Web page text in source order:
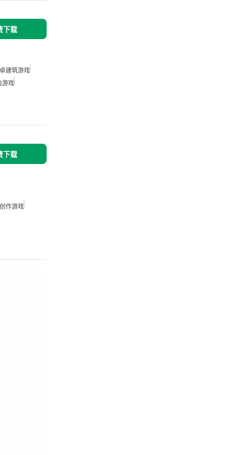
下载
建筑游戏
游戏
下载
作游戏